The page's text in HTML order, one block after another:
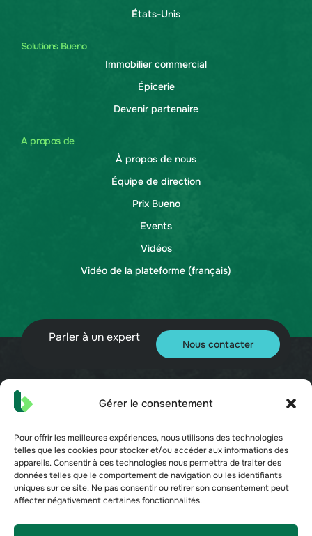
Gérer le consentement
Pour offrir les meilleures expériences, nous utilisons des technologies
telles que les cookies pour stocker et/ou accéder aux informations des
appareils. Consentir à ces technologies nous permettra de traiter des
données telles que le comportement de navigation ou les identifiants
uniques sur ce site. Ne pas consentir ou retirer son consentement peut
affecter négativement certaines fonctionnalités.
États-Unis
Solutions Bueno
Immobilier commercial
Épicerie
Devenir partenaire
A propos de
À propos de nous
Équipe de direction
Prix Bueno
Events
Vidéos
Vidéo de la plateforme (français)
Parler à un expert Nous contacter
© 2026 Bueno. Tous droits réservés.
Conditions d'utilisation